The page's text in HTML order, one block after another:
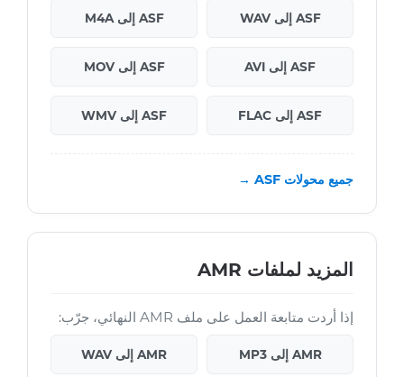
ASF إلى WAV ASF إلى M4A
ASF إلى AVI ASF إلى MOV
ASF إلى FLAC ASF إلى WMV
جميع محولات ASF →
المزيد لملفات AMR
إذا أردت متابعة العمل على ملف AMR النهائي، جرّب:
AMR إلى MP3 AMR إلى WAV